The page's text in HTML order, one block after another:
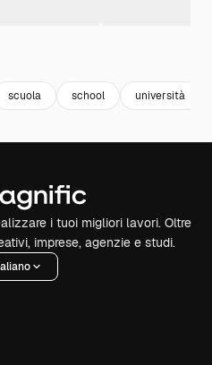
scuola school università
i tuoi migliori lavori. Oltre
imprese, agenzie e studi.